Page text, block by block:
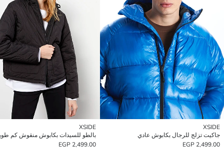
XSIDE
جاكيت تزلج للرجال بكابوش عادي
2,499.00 EGP
XSIDE
2,499.00 EGP